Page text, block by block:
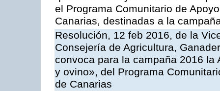
el Programa Comunitario de
Canarias, destinadas a la
Resolución, 12 feb 2016, de la
Consejería de Agricultura,
convoca para la campaña 2016
y ovino», del Programa
de Canarias